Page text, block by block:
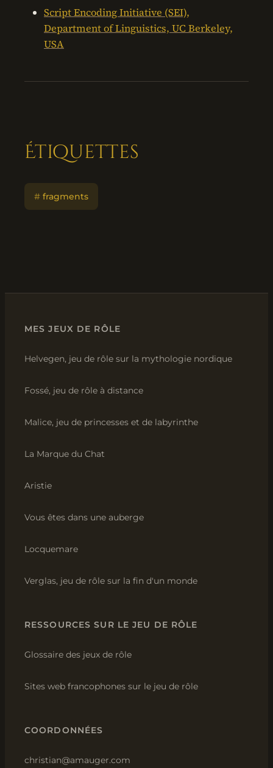
Script Encoding Initiative (SEI),
Department of Linguistics, UC Berkeley,
USA
Étiquettes
#
Mot-clé :
fragments
MES JEUX DE RÔLE
Helvegen, jeu de rôle sur la mythologie nordique
Fossé, jeu de rôle à distance
Malice, jeu de princesses et de labyrinthe
La Marque du Chat
Aristie
Vous êtes dans une auberge
Locquemare
Verglas, jeu de rôle sur la fin d'un monde
RESSOURCES SUR LE JEU DE RÔLE
Glossaire des jeux de rôle
Sites web francophones sur le jeu de rôle
COORDONNÉES
christian@amauger.com